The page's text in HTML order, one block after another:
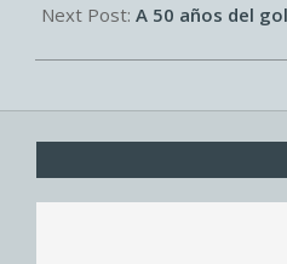
Next Post: A 50 años del